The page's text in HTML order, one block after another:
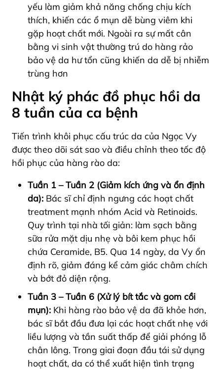
yếu làm giảm khả năng chống chịu kích
thích, khiến các ổ mụn dễ bùng viêm khi
gặp hoạt chất mới. Ngoài ra sự mất cân
bằng vi sinh vật thường trú do hàng rảo
bảo vệ da hư tổn cũng khiến da dễ bị nhiễm
trùng hơn
Nhật ký phác đồ phục hồi da
8 tuần của ca bệnh
Tiến trình khôi phục cấu trúc da của Ngọc Vy
được theo dõi sát sao và điều chỉnh theo tốc độ
hồi phục của hàng rào da:
Tuần 1 – Tuần 2 (Giảm kích ứng và ổn định
da): Bác sĩ chỉ định ngưng các hoạt chất
treatment mạnh nhóm Acid và Retinoids.
Quy trình tại nhà tối giản: làm sạch bằng
sữa rửa mặt dịu nhẹ và bôi kem phục hồi
chứa Ceramide, B5. Qua 14 ngày, da Vy ổn
định rõ, giảm đáng kể cảm giác châm chích
và bớt đỏ diện rộng.
Tuần 3 – Tuần 6 (Xử lý bít tắc và gom cồi
mụn): Khi hàng rào bảo vệ da đã khỏe hơn,
bác sĩ bắt đầu đưa lại các hoạt chất nhẹ với
liều lượng và tần suất thấp để giải phóng lỗ
chân lông. Trong giai đoạn đầu tái sử dụng
hoạt chất, da có thể xuất hiện tình trạng